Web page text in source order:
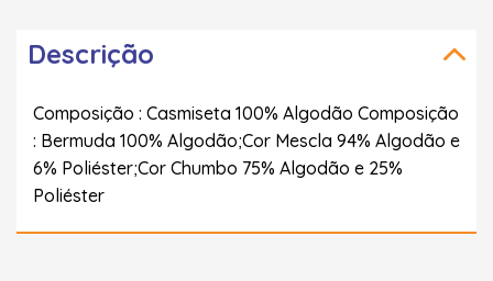
Descrição
Composição : Casmiseta 100% Algodão Composição
: Bermuda 100% Algodão;Cor Mescla 94% Algodão e
6% Poliéster;Cor Chumbo 75% Algodão e 25%
Poliéster